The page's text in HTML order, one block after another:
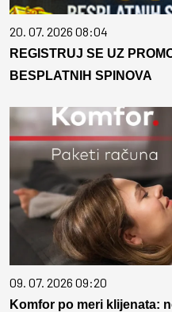
20. 07. 2026 08:04
REGISTRUJ SE UZ
BESPLATNIH SPINOVA
09. 07. 2026 09:20
Komfor po meri klijenata: